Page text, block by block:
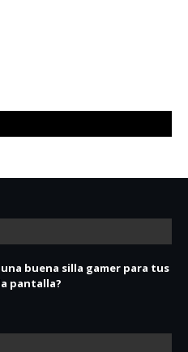
una buena silla gamer para tus
pantalla?